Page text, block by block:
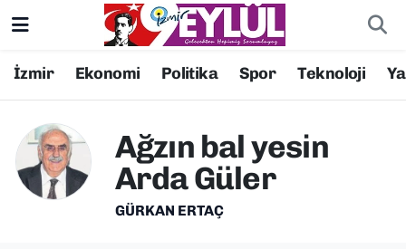
İzmir Ekonomi Politika Spor Teknoloji
Ağzın bal yesin
Arda Güler
GÜRKAN ERTAÇ
Resmi İlanlar
DÜNYA
Konak Nöbetçi Eczaneler
Konak Trafik Yoğunluk Haritası
Süper Lig Puan Durumu ve Fikstür